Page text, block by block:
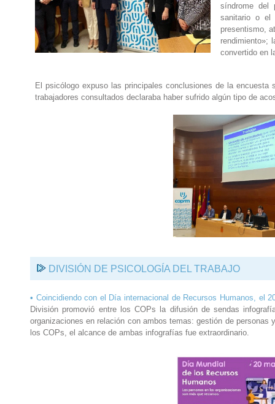
síndrome del
sanitario o el
presentismo,
rendimiento»;
convertido en
El psicólogo expuso las principales conclusiones de la
trabajadores consultados declaraba haber sufrido algún tipo de
DIVISIÓN DE PSICOLOGÍA DEL TRABAJO
• Coincidiendo con el Día internacional de Recursos Humanos, el
División promovió entre los COPs la difusión de sendas
organizaciones en relación con ambos temas: gestión de
los COPs, el alcance de ambas infografías fue extraordinario.